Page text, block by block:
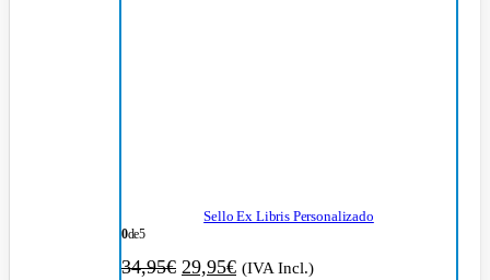
Sello Ex Libris Personalizado
0de 5
34,95€ El
29,95€El(IVA Incl.)